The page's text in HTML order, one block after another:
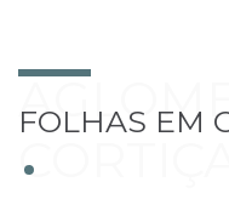
FOLHAS EM
CORTIÇA